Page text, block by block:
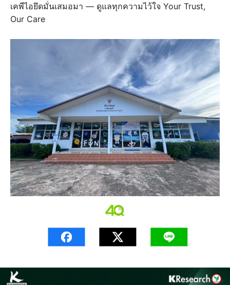
เคพีไอยึดมั่นเสมอมา — ดูแลทุกความไว้ใจ Your Trust,
Our Care